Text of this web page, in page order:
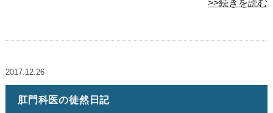
>>続きを読む
2017.12.26
肛門科医の徒然日記